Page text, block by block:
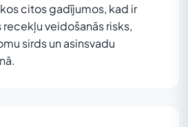
citos gadījumos, kad ir
veidošanās risks,
sirds un asinsvadu